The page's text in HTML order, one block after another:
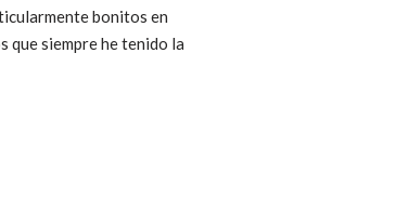
bonitos en
siempre he tenido la